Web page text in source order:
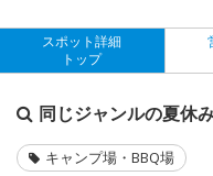
スポット詳細
トップ
同じジャンルの夏休
キャンプ場・BBQ場